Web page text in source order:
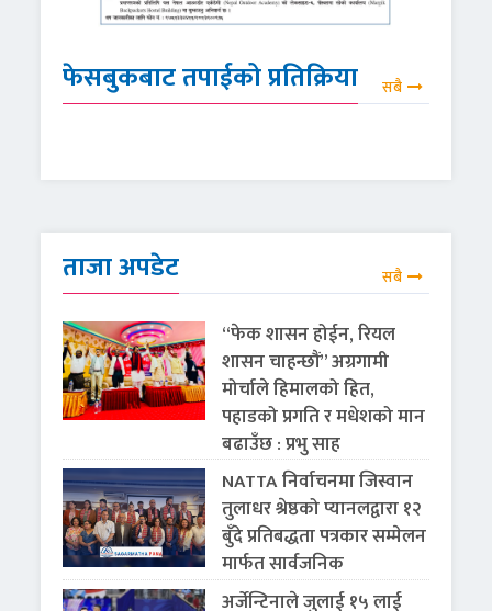
फेसबुकबाट तपाईको प्रतिक्रिया सबै
ताजा अपडेट सबै
“फेक शासन होईन, रियल
शासन चाहन्छौं” अग्रगामी
मोर्चाले हिमालको हित,
पहाडको प्रगति र मधेशको मान
बढाउँछ : प्रभु साह
NATTA निर्वाचनमा जिस्वान
तुलाधर श्रेष्ठको प्यानलद्वारा १२
बुँदे प्रतिबद्धता पत्रकार सम्मेलन
मार्फत सार्वजनिक
अर्जेन्टिनाले जुलाई १५ लाई